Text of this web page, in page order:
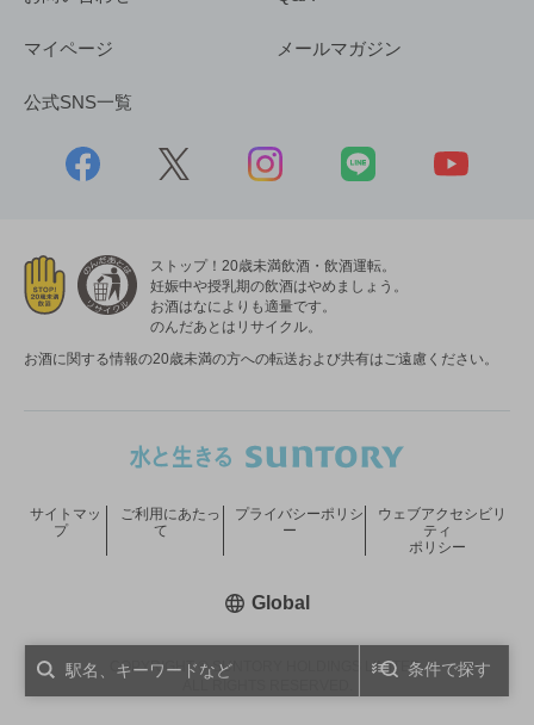
条件で探す
マイページ メールマガジン
公式SNS一覧
ストップ！20歳未満飲酒・飲酒運転。
妊娠中や授乳期の飲酒はやめましょう。
お酒はなによりも適量です。
のんだあとはリサイクル。
お酒に関する情報の20歳未満の方への転送および共有はご遠慮ください。
COPYRIGHT © SUNTORY HOLDINGS LIMITED.
サイトマッ
プ
ご利用にあたっ
て
プライバシーポリシ
ー
ウェブアクセシビリ
ティ
ポリシー
Global新しいウィンドウで開く